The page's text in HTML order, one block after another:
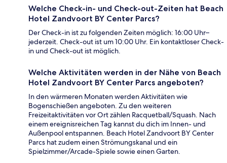
Welche Check-in- und Check-out-Zeiten hat Beach
Hotel Zandvoort BY Center Parcs?
Der Check-in ist zu folgenden Zeiten möglich: 16:00 Uhr–
jederzeit. Check-out ist um 10:00 Uhr. Ein kontaktloser Check-
in und Check-out ist möglich.
Welche Aktivitäten werden in der Nähe von Beach
Hotel Zandvoort BY Center Parcs angeboten?
In den wärmeren Monaten werden Aktivitäten wie
Bogenschießen angeboten. Zu den weiteren
Freizeitaktivitäten vor Ort zählen Racquetball/Squash. Nach
einem ereignisreichen Tag kannst du dich im Innen- und
Außenpool entspannen. Beach Hotel Zandvoort BY Center
Parcs hat zudem einen Strömungskanal und ein
Spielzimmer/Arcade-Spiele sowie einen Garten.